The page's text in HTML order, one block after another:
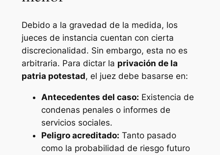
Debido a la gravedad de la medida, los
jueces de instancia cuentan con cierta
discrecionalidad. Sin embargo, esta no es
arbitraria. Para dictar la privación de la
patria potestad, el juez debe basarse en:
Antecedentes del caso: Existencia de
condenas penales o informes de
servicios sociales.
Peligro acreditado: Tanto pasado
como la probabilidad de riesgo futuro